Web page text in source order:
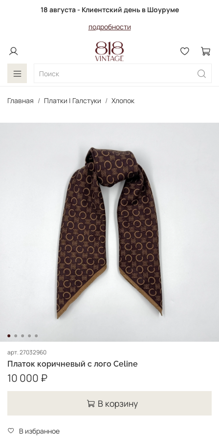
18 августа - Клиентский день в Шоуруме
подробности
Главная Платки | Галстуки Хлопок
арт.27032960
Платок коричневый с лого Celine
10 000 ₽
В корзину
В избранное